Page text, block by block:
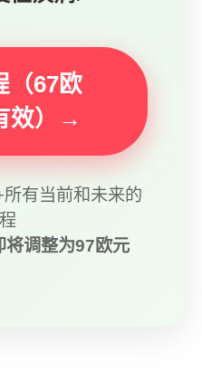
（67欧
效）→
有当前和未来的
调整为97欧元